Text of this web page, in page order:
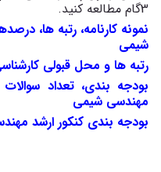
3گام مطالعه کنید.
نمونه کارنامه، رتبه ها،
شیمی
رتبه ها و محل قبولی
بودجه بندی، تعداد
مهندسی شیمی
بودجه بندی کنکور ارشد